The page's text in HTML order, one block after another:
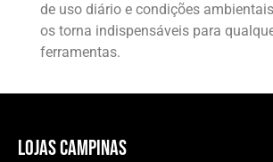
de uso diário e condições
os torna indispensáveis para
ferramentas.
LOJAS CAMPINAS